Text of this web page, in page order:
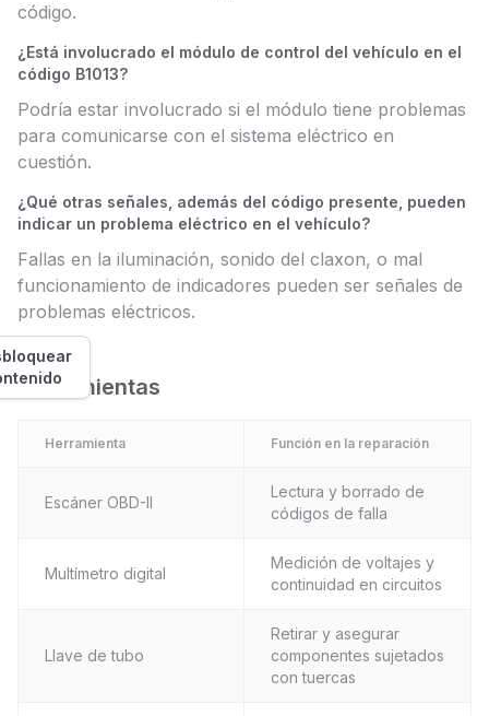
código.
¿Está involucrado el módulo de control del vehículo en el
código B1013?
Podría estar involucrado si el módulo tiene problemas
para comunicarse con el sistema eléctrico en
cuestión.
¿Qué otras señales, además del código presente, pueden
indicar un problema eléctrico en el vehículo?
Fallas en la iluminación, sonido del claxon, o mal
funcionamiento de indicadores pueden ser señales de
problemas eléctricos.
Herramientas
Herramienta Función en la reparación
Escáner OBD-II
Lectura y borrado de
códigos de falla
Multímetro digital
Medición de voltajes y
continuidad en circuitos
Llave de tubo
Retirar y asegurar
componentes sujetados
con tuercas